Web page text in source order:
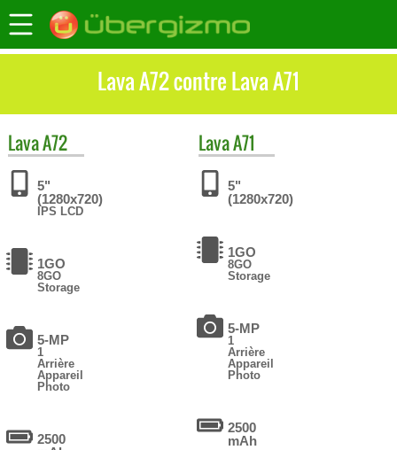
Lava A72 contre Lava A71
LavaA72
5"
(1280x720)
IPS LCD
1GO
8GO
Storage
5-MP
1
Arrière
Appareil
Photo
2500
LavaA71
5"
(1280x720)
1GO
8GO
Storage
5-MP
1
Arrière
Appareil
Photo
2500
mAh